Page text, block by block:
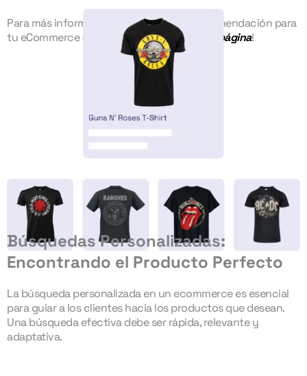
Para más información sobre reglas de recomendación para
tu eCommerce recomendamos visitar
esta página!
Búsquedas Personalizadas:
Encontrando el Producto Perfecto
La búsqueda personalizada en un ecommerce es esencial
para guiar a los clientes hacia los productos que desean.
Una búsqueda efectiva debe ser rápida, relevante y
adaptativa.